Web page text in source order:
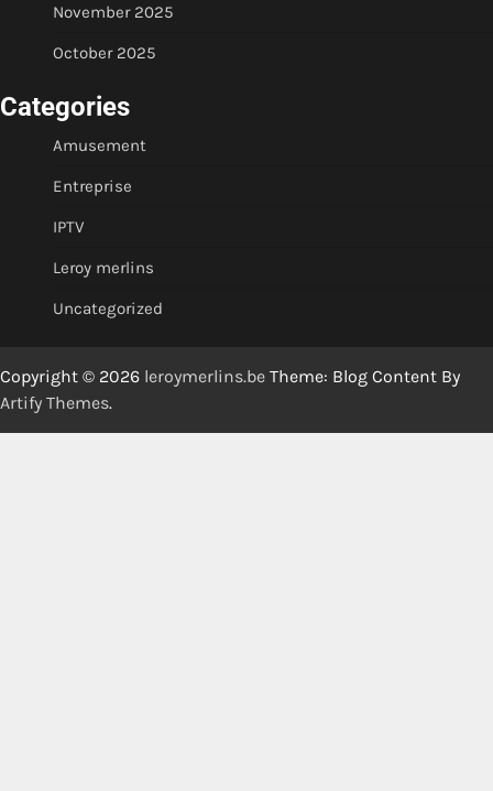
November 2025
October 2025
Categories
Amusement
Entreprise
IPTV
Leroy merlins
Uncategorized
Copyright © 2026 leroymerlins.be Theme: Blog Content By
Artify Themes.